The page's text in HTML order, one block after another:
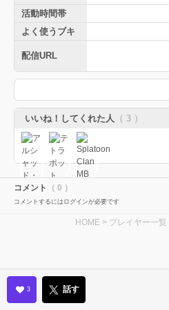
活動時間帯
よく使うブキ
配信URL
いいね！してくれた人 （ 3 ）
コメント （ 0 ）
コメントするにはログインが必要です
HOME > プレイヤー一覧
3 話す